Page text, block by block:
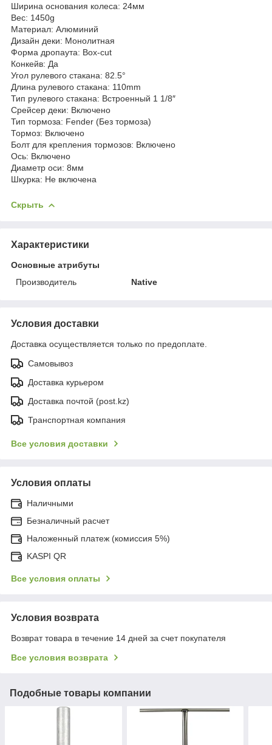
Ширина основания колеса: 24мм
Вес: 1450g
Материал: Алюминий
Дизайн деки: Монолитная
Форма дропаута: Box-cut
Конкейв: Да
Угол рулевого стакана: 82.5°
Длина рулевого стакана: 110mm
Тип рулевого стакана: Встроенный 1 1/8″
Срейсер деки: Включено
Тип тормоза: Fender (Без тормоза)
Тормоз: Включено
Болт для крепления тормозов: Включено
Ось: Включено
Диаметр оси: 8мм
Шкурка: Не включена
Скрыть
Характеристики
Основные атрибуты
Производитель
Native
Условия доставки
Доставка осуществляется только по предоплате.
Самовывоз
Доставка курьером
Доставка почтой (post.kz)
Транспортная компания
Все условия доставки
Условия оплаты
Наличными
Безналичный расчет
Наложенный платеж (комиссия 5%)
KASPI QR
Все условия оплаты
Условия возврата
Возврат товара в течение 14 дней за счет покупателя
Все условия возврата
Подобные товары компании